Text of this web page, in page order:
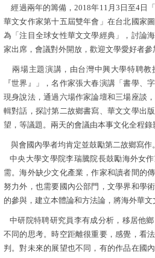
經過兩年的籌備，2018年11月3日至4日
華文女作家第十五屆雙年會」在台北國家
為「注目全球女性華文文學經典」，討論
家出席，會議對外開放，歡迎文學愛好者參
兩場主題演講，由台灣中興大學特聘教
『世界』」，名作家張大春演講「書學、
現身說法，通過六場作家論壇和三場座談
輯對話，探討第二故鄉書寫、華文文學出
望，等議題。 兩天的會議由本事文化全程錄
與會國內學者均肯定並鼓勵第二故鄉寫作。
中央大學文學院李瑞騰院長鼓勵海外女
需。海外缺少文化產業，作家和讀者間的
努力外，也需要國內公部門，文學界和學
的參與，建立本體論和方法論 ，將海外華文
中研院特聘研究員李有成分析，移居他
不同的思考。時空距離很重要，感覺，看
判。對未來的展望也不同，有的作品在國